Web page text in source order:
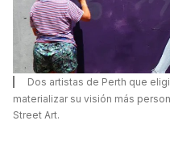
Dos artistas de Perth que
materializar su visión más
Street Art.